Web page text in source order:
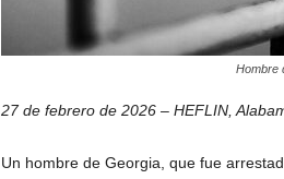
Hombre
27 de febrero de 2026 – HEFLIN,
Un hombre de Georgia, que fue